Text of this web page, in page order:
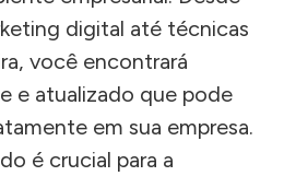
digital até técnicas
você encontrará
e atualizado que pode
em sua empresa.
é crucial para a